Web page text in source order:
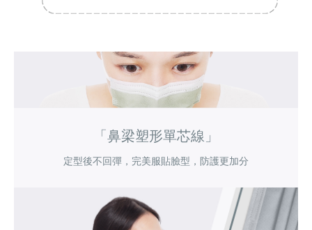
「鼻梁塑形單芯線」
定型後不回彈，完美服貼臉型，防護更加分